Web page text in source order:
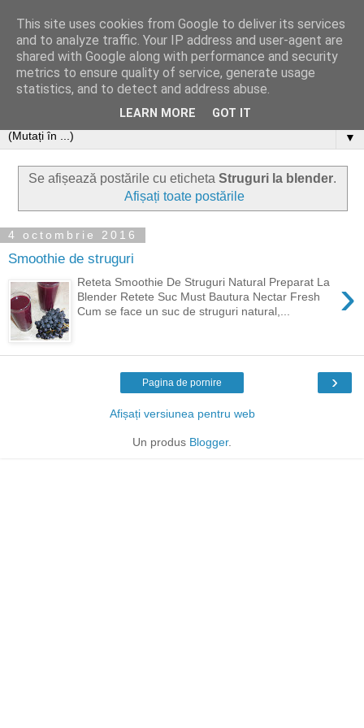
▼
Se afișează postările cu eticheta Struguri la blender.
Afișați toate postările
4 octombrie 2016
Smoothie de struguri
›
Reteta Smoothie De Struguri Natural Preparat La
Blender Retete Suc Must Bautura Nectar Fresh
Cum se face un suc de struguri natural,...
›
Pagina de pornire
Afișați versiunea pentru web
Un produs Blogger.
This site uses cookies from Google to deliver its services
and to analyze traffic. Your IP address and user-agent are
shared with Google along with performance and security
metrics to ensure quality of service, generate usage
statistics, and to detect and address abuse.
LEARN MORE GOT IT